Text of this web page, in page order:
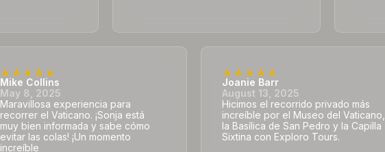
Mike Collins
May 8, 2025
Maravillosa experiencia para
recorrer el Vaticano. ¡Sonja está
muy bien informada y sabe cómo
evitar las colas! ¡Un momento
increíble
Joanie Barr
August 13, 2025
Hicimos el recorrido privado más
increíble por el Museo del Vaticano,
la Basílica de San Pedro y la Capilla
Sixtina con Exploro Tours.